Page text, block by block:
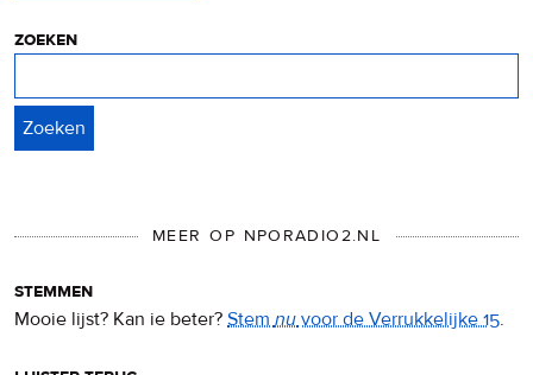
zoeken
MEER OP NPORADIO2.NL
stemmen
Mooie lijst? Kan ie beter? Stemnuvoor de Verrukkelijke 15.